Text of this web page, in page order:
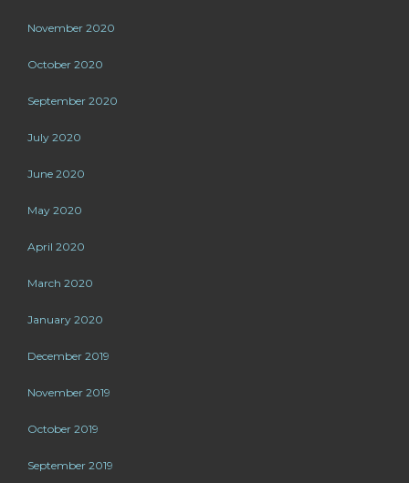
November 2020
October 2020
September 2020
July 2020
June 2020
May 2020
April 2020
March 2020
January 2020
December 2019
November 2019
October 2019
September 2019